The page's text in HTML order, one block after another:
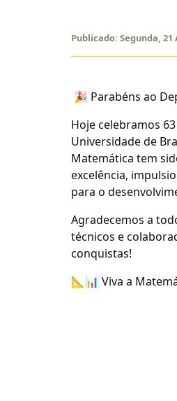
Publicado: Segunda, 21
🎉 Parabéns ao
Hoje celebramos
Universidade de
Matemática tem
excelência,
para o
Agradecemos a
técnicos e
conquistas!
📐📊 Viva a